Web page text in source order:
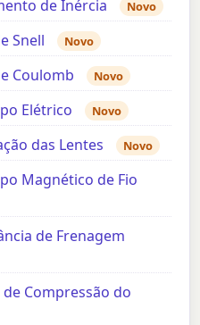
de Inércia Novo
Snell Novo
Coulomb Novo
Elétrico Novo
das Lentes Novo
Magnético de Fio
de Frenagem
Compressão do